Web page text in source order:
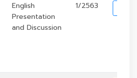
English
Presentation
and Discussion
1/2563